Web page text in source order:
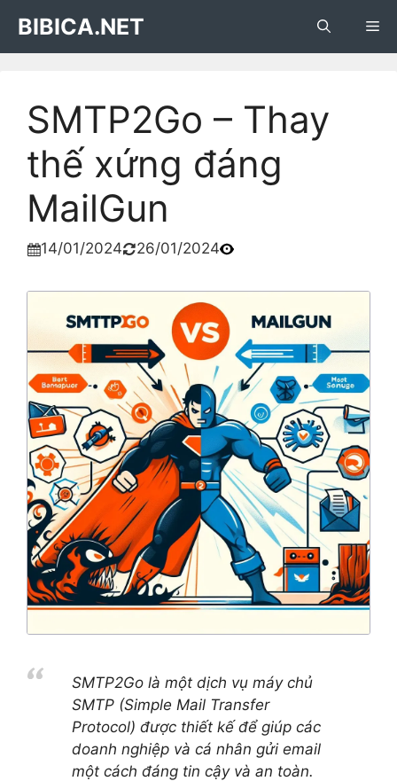
content
BIBICA.NET
SMTP2Go – Thay
thế xứng đáng
MailGun
14/01/202426/01/2024
SMTP2Go là một dịch vụ máy chủ
SMTP (Simple Mail Transfer
Protocol) được thiết kế để giúp các
doanh nghiệp và cá nhân gửi email
một cách đáng tin cậy và an toàn.